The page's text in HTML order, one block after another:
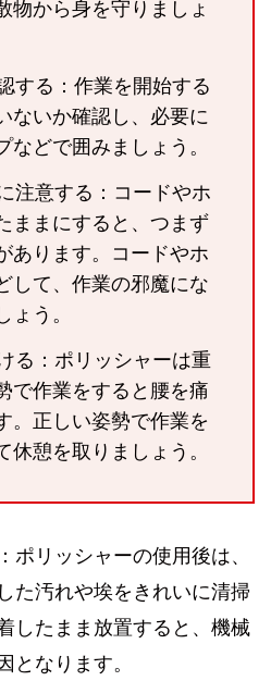
物から身を守りましょ
する：作業を開始する
ないか確認し、必要に
などで囲みましょう。
注意する：コードやホ
ままにすると、つまず
あります。コードやホ
して、作業の邪魔にな
ょう。
る：ポリッシャーは重
で作業をすると腰を痛
。正しい姿勢で作業を
休憩を取りましょう。
ポリッシャーの使用後は、
た汚れや埃をきれいに清掃
したまま放置すると、機械
となります。